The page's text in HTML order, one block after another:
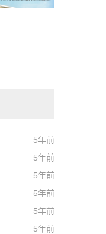
5年前
5年前
5年前
5年前
5年前
5年前